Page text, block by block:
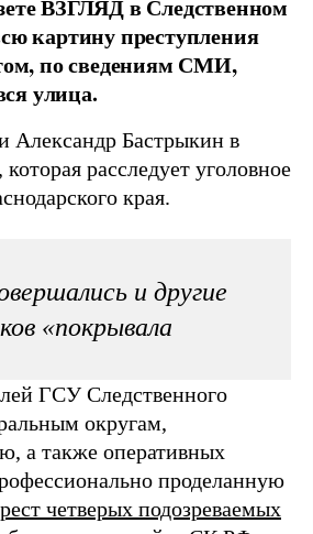
ВЗГЛЯД в Следственном
картину преступления
по сведениям СМИ,
улица.
Александр Бастрыкин в
расследует уголовное
края.
и другие
«покрывала
ГСУ Следственного
округам,
а также оперативных
проделанную
четверых подозреваемых